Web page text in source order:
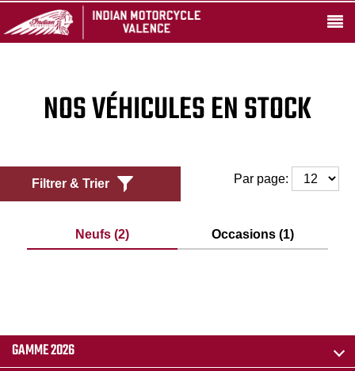
NOS VÉHICULES EN STOCK
Filtrer & Trier Par page:
Neufs (2) Occasions (1)
GAMME 2026